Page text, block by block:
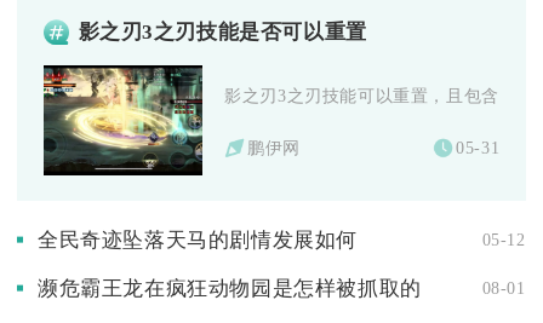
影之刃3之刃技能是否可以重置
影之刃3之刃技能可以重置，且包含免
鹏伊网 05-31
全民奇迹坠落天马的剧情发展如何 05-12
濒危霸王龙在疯狂动物园是怎样被抓取的 08-01